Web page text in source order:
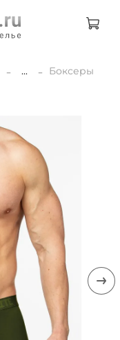
... Боксеры